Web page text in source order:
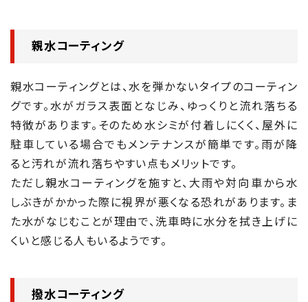
親水コーティング
親水コーティングとは、水を弾かないタイプのコーティン
グです。水がガラス表面となじみ、ゆっくりと流れ落ちる
特徴があります。そのため水シミが付着しにくく、屋外に
駐車している場合でもメンテナンスが簡単です。雨が降
ると汚れが流れ落ちやすい点もメリットです。
ただし親水コーティングを施すと、大雨や対向車から水
しぶきがかかった際に視界が悪くなる恐れがあります。ま
た水がなじむことが理由で、洗車時に水分を拭き上げに
くいと感じる人もいるようです。
撥水コーティング